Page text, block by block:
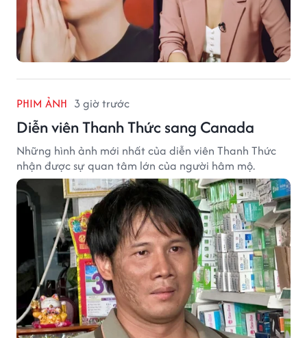
PHIM ẢNH 3 giờ trước
Diễn viên Thanh Thức sang Canada
Những hình ảnh mới nhất của diễn viên Thanh Thức
nhận được sự quan tâm lớn của người hâm mộ.